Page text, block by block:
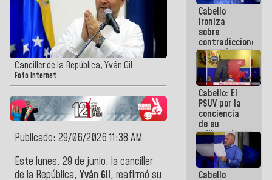
Canciller de la República, Yván Gil
Foto internet
Publicado: 29/06/2026 11:38 AM
Este lunes, 29 de junio, la canciller
de la República, Yván Gil, reafirmó su
sabemos si
la semana
que viene
hay
programa
Cabello
ironiza
sobre
contradicciones
y mentiras
de María
Machado:
¡Créanle!
Cabello: El
PSUV por la
conciencia
de su
militancia
es la
organización
política más
sólida de
Cabello